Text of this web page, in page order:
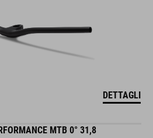
DETTAGLI
MTB 0° 31,8